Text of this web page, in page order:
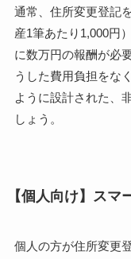
通常、住所変更登記
産1筆あたり1,000円
に数万円の報酬が必
うした費用負担をな
ように設計された、
しょう。
【個人向け】ス
個人の方が住所変更